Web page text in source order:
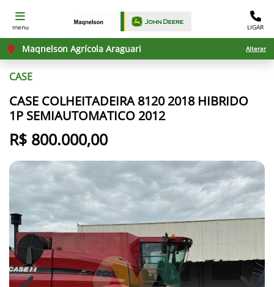
menu LIGAR
Maqnelson Agrícola Araguari Alterar
CASE
CASE COLHEITADEIRA 8120 2018 HIBRIDO
1P SEMIAUTOMATICO 2012
R$ 800.000,00